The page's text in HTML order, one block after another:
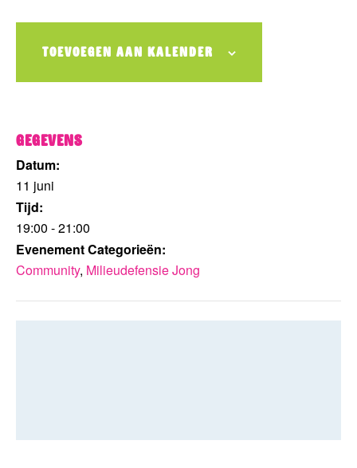
TOEVOEGEN AAN KALENDER
Gegevens
Datum:
11 juni
Tijd:
19:00 - 21:00
Evenement Categorieën:
Community, Milieudefensie Jong